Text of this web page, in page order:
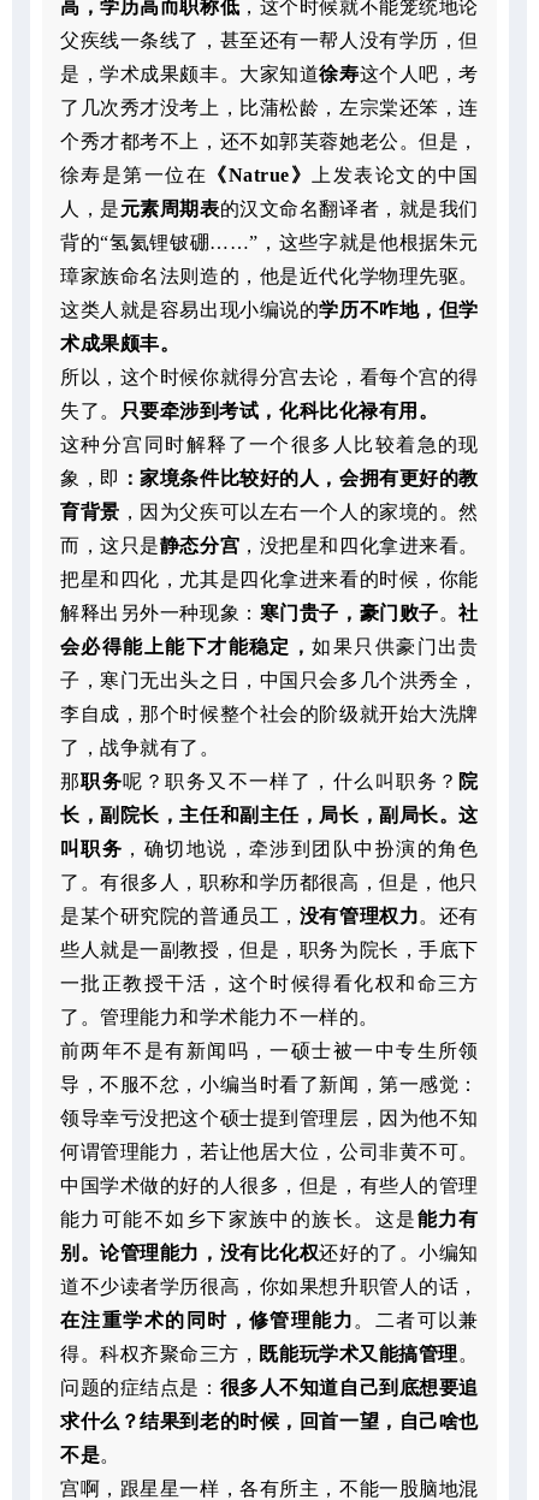
高，学历高而职称低 ，这个时候就不能笼统地论
父疾线一条线了，甚至还有一帮人没有学历，但
是，学术成果颇丰。大家知道徐寿这个人吧，考
了几次秀才没考上，比蒲松龄，左宗棠还笨，连
个秀才都考不上，还不如郭芙蓉她老公。但是，
徐寿是第一位在
《Natrue》
上发表论文的中国
人，是元素周期表的汉文命名翻译者，就是我们
背的“氢氦锂铍硼……”，这些字就是他根据朱元
璋家族命名法则造的，他是近代化学物理先驱。
这类人就是容易出现小编说的学历不咋地，但学
术成果颇丰。
所以，这个时候你就得分宫去论，看每个宫的得
失了。
只要牵涉到考试，化科比化禄有用。
这种分宫同时解释了一个很多人比较着急的现
象，即 ：家境条件比较好的人，会拥有更好的教
育背景 ，因为父疾可以左右一个人的家境的。然
而，这只是静态分宫 ，没把星和四化拿进来看。
把星和四化，尤其是四化拿进来看的时候，你能
解释出另外一种现象： 寒门贵子，豪门败子。社
会必得能上能下才能稳定，如果只供豪门出贵
子，寒门无出头之日，中国只会多几个洪秀全，
李自成，那个时候整个社会的阶级就开始大洗牌
了，战争就有了。
那职务呢？职务又不一样了，什么叫职务？ 院
长，副院长，主任和副主任，局长，副局长。这
叫职务 ，确切地说，牵涉到团队中扮演的角色
了。有很多人，职称和学历都很高，但是，他只
是某个研究院的普通员工， 没有管理权力。还有
些人就是一副教授，但是，职务为院长，手底下
一批正教授干活，这个时候得看化权和命三方
了。管理能力和学术能力不一样的。
前两年不是有新闻吗，一硕士被一中专生所领
导，不服不忿，小编当时看了新闻，第一感觉：
领导幸亏没把这个硕士提到管理层，因为他不知
何谓管理能力，若让他居大位，公司非黄不可。
中国学术做的好的人很多，但是，有些人的管理
能力可能不如乡下家族中的族长。这是能力有
别。论管理能力，没有比化权还好的了。小编知
道不少读者学历很高，你如果想升职管人的话，
在注重学术的同时，修管理能力 。二者可以兼
得。科权齐聚命三方， 既能玩学术又能搞管理 。
问题的症结点是： 很多人不知道自己到底想要追
求什么？结果到老的时候，回首一望，自己啥也
不是。
宫啊，跟星星一样，各有所主，不能一股脑地混